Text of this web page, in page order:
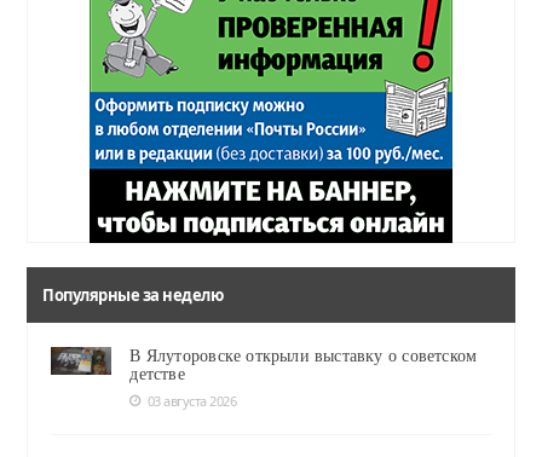
Популярные за неделю
В Ялуторовске открыли выставку о советском
детстве
03 августа 2026